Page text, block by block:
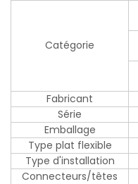
Catégorie
Fabricant
Série
Emballage
Type plat flexible
Type d'installation
Connecteurs/têtes